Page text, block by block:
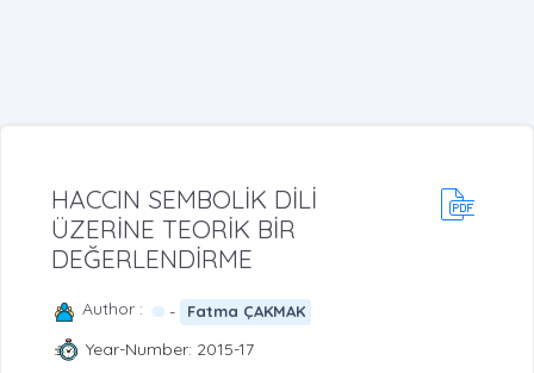
HACCIN SEMBOLİK DİLİ
ÜZERİNE TEORİK BİR
DEĞERLENDİRME
Author : - Fatma ÇAKMAK
Year-Number: 2015-17